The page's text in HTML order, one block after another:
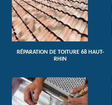
RÉPARATION DE TOITURE 68 HAUT-
RHIN